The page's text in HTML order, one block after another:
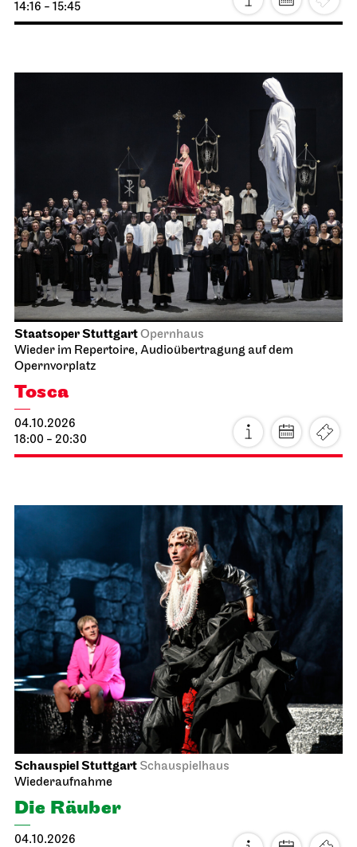
14:16 - 15:45
Staatsoper StuttgartOpernhaus
Wieder im Repertoire, Audioübertragung auf dem
Opernvorplatz
Tosca
04.10.2026
18:00 - 20:30
Schauspiel Stuttgart Schauspielhaus
Wiederaufnahme
Die Räuber
04.10.2026